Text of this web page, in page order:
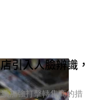
引入人臉辨識，
加強打擊轉售商的措